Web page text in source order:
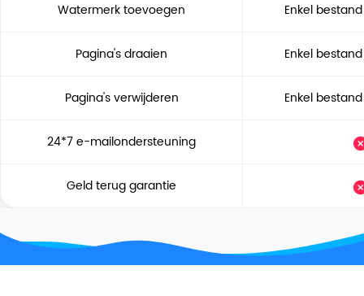
Watermerk toevoegen Enkel
Pagina's draaien Enkel
Pagina's verwijderen Enkel
24*7 e-mailondersteuning
Geld terug garantie